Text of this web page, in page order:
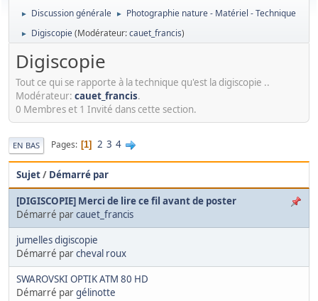
► Discussion générale ► Photographie nature - Matériel - Technique
► Digiscopie(Modérateur:cauet_francis)
Digiscopie
Tout ce qui se rapporte à la technique qu'est la digiscopie ..
Modérateur: cauet_francis.
0 Membres et 1 Invité dans cette section.
EN BAS Pages 1 2 3 4
Sujet/ Démarré par
[DIGISCOPIE] Merci de lire ce fil avant de poster
Démarré parcauet_francis
jumelles digiscopie
Démarré parcheval roux
SWAROVSKI OPTIK ATM 80 HD
Démarré pargélinotte